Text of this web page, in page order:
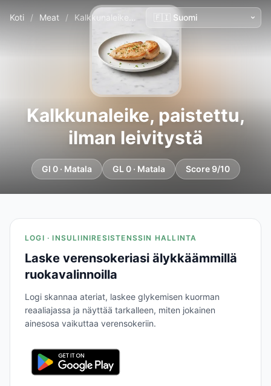
Koti / Meat / Kalkkunaleike, paistettu, ilman leivitystä
Kalkkunaleike, paistettu,
ilman leivitystä
GI 0 · Matala GL 0 · Matala Score 9/10
LOGI · INSULIINIRESISTENSSIN HALLINTA
Laske verensokeriasi älykkäämmillä
ruokavalinnoilla
Logi skannaa ateriat, laskee glykemisen kuorman
reaaliajassa ja näyttää tarkalleen, miten jokainen
ainesosa vaikuttaa verensokeriin.